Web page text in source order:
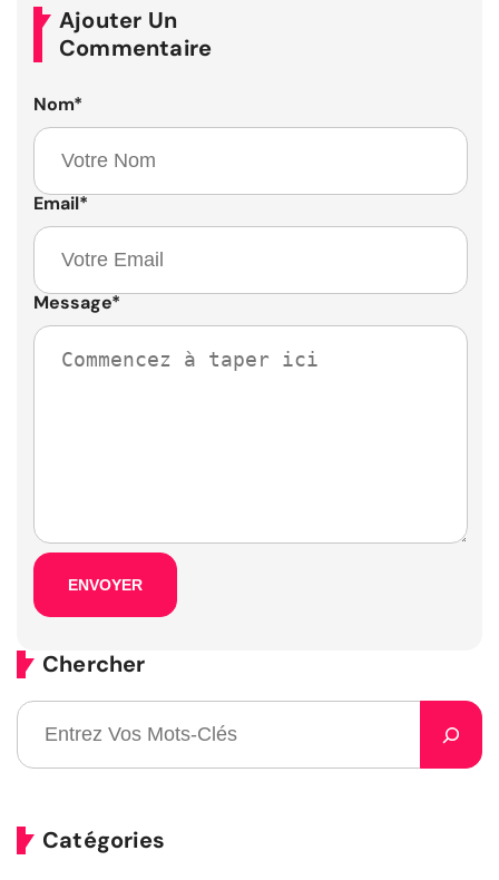
Ajouter Un
Commentaire
Nom*
Email*
Message*
Chercher
Catégories